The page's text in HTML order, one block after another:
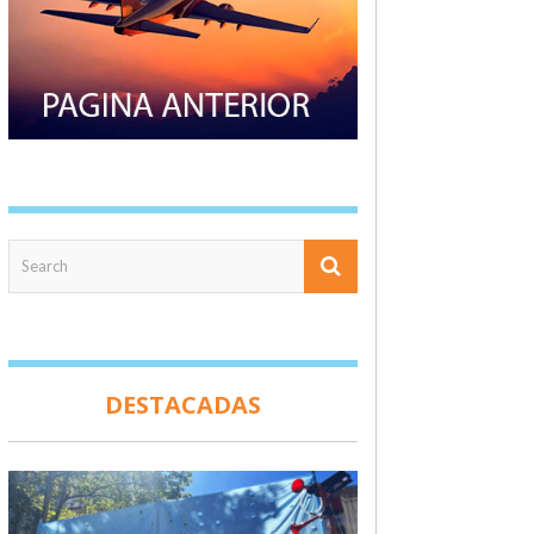
DESTACADAS